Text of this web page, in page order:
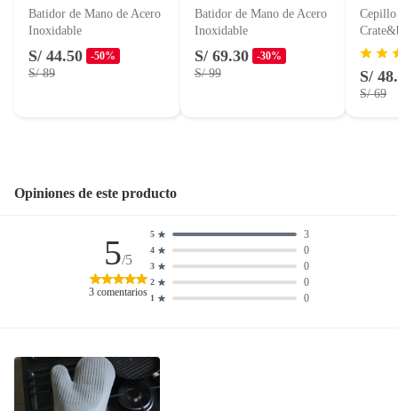
Motocicletas y bicicletas motorizadas.
Licores y cigarros electrónicos.
Batidor de Mano de Acero
Inoxidable
S/ 44.50 -50%
S/ 89
Batidor de Mano de Acero
Inoxidable
S/ 69.30 -30%
S/ 99
Cepillo
S/
S/ 69
Opiniones de este producto
5/5
3 comentarios 1 0
2 0
3 0
4 0
5 3